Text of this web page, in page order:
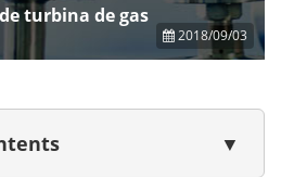
turbina de gas
2018/09/03
▼